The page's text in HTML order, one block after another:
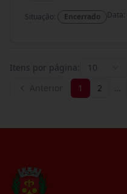
Situação: Encerrado Data:
Itens por página: 10
1 2 …